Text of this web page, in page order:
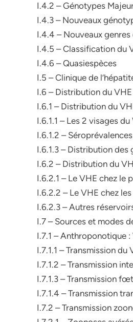
I.4.2 – Génotypes
I.4.3 – Nouveaux
I.4.4 – Nouveaux genres
I.4.5 – Classification du
I.4.6 – Quasiespèces
I.5 – Clinique de
I.6 – Distribution du
I.6.1 – Distribution du
I.6.1.1 – Les 2 visages du
I.6.1.2 – Séroprévalences
I.6.1.3 – Distribution des
I.6.2 – Distribution du
I.6.2.1 – Le VHE chez le
I.6.2.2 – Le VHE chez
I.6.2.3 – Autres
I.7 – Sources et modes
I.7.1 – Anthroponotique
I.7.1.1 – Transmission
I.7.1.2 – Transmission
I.7.1.3 – Transmission
I.7.1.4 – Transmission
I.7.2 – Transmission